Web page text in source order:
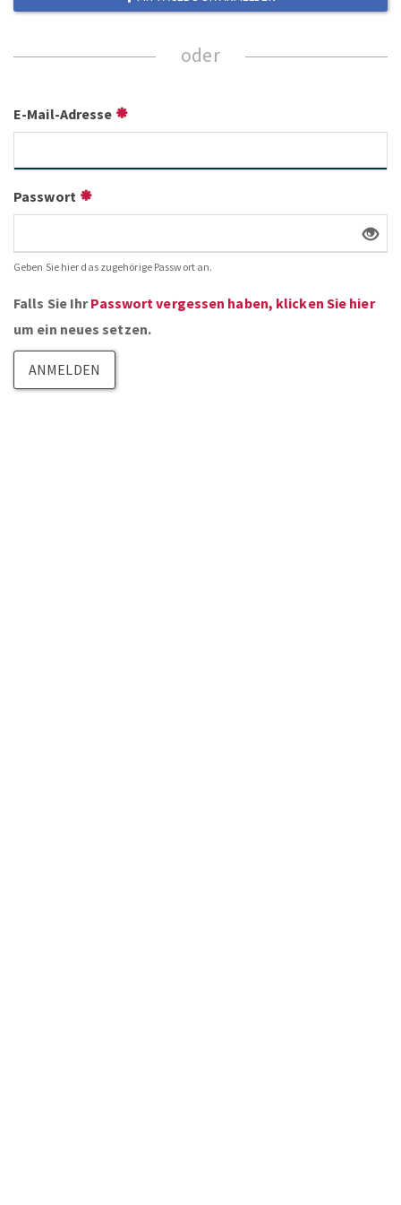
E-Mail-Adresse
Passwort
Geben Sie hier das zugehörige Passwort an.
Falls Sie IhrPasswort vergessen haben, klicken Sie hier
um ein neues setzen.
ANMELDEN